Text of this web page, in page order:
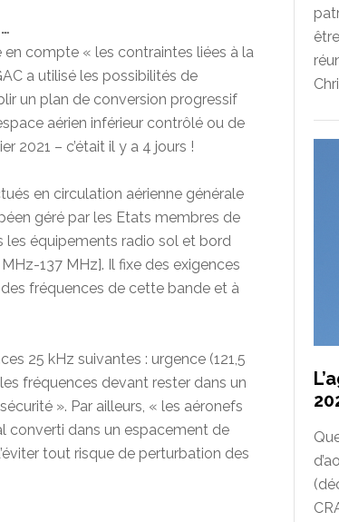
en compte « les contraintes liées à la
a utilisé les possibilités de
un plan de conversion progressif
aérien inférieur contrôlé ou de
2021 – c’était il y a 4 jours !
en circulation aérienne générale
géré par les Etats membres de
les équipements radio sol et bord
137 MHz]. Il fixe des exigences
fréquences de cette bande et à
25 kHz suivantes : urgence (121,5
les fréquences devant rester dans un
». Par ailleurs, « les aéronefs
converti dans un espacement de
tout risque de perturbation des